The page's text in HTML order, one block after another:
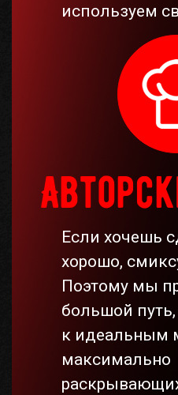
используем
Если хочешь
хорошо,
Поэтому мы
большой
к идеальным
максимально